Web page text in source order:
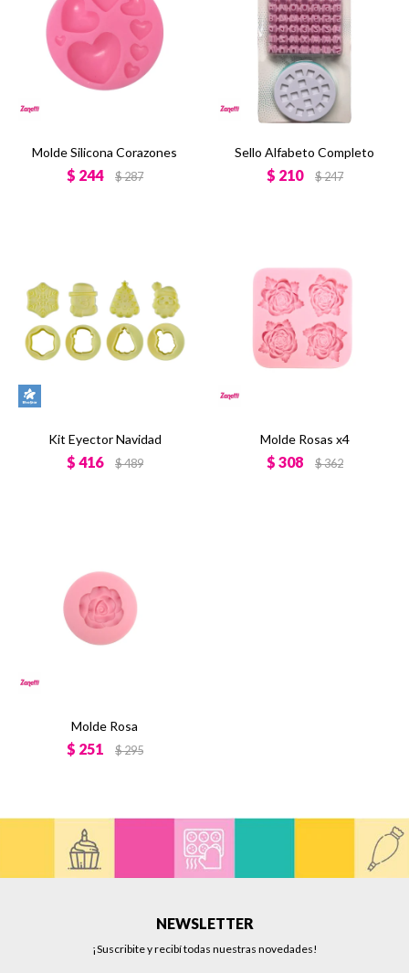
Molde Silicona Corazones
$ 244 $287
Sello Alfabeto Completo
$ 210 $247
Kit Eyector Navidad
$ 416 $489
Molde Rosas x4
$ 308 $362
Molde Rosa
$ 251 $295
NEWSLETTER
¡Suscribite y recibí todas nuestras novedades!